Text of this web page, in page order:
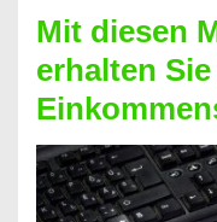
für
schnelle
Durchstarter
Mit diesen
erhalten